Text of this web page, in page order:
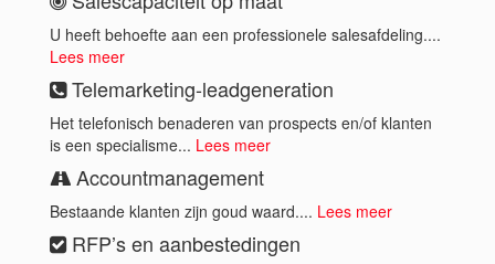
U heeft behoefte aan een professionele salesafdeling....
Lees meer
Telemarketing-leadgeneration
Het telefonisch benaderen van prospects en/of klanten
is een specialisme... Lees meer
Accountmanagement
Bestaande klanten zijn goud waard.... Lees meer
RFP’s en aanbestedingen